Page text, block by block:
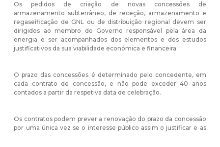
Os pedidos de criação de novas concessões de
armazenamento subterrâneo, de receção, armazenamento e
regaseificação de GNL ou de distribuição regional devem ser
dirigidos ao membro do Governo responsável pela área da
energia e ser acompanhados dos elementos e dos estudos
justificativos da sua viabilidade económica e financeira.
O prazo das concessões é determinado pelo concedente, em
cada contrato de concessão, e não pode exceder 40 anos
contados a partir da respetiva data de celebração.
Os contratos podem prever a renovação do prazo da concessão
por uma única vez se o interesse público assim o justificar e as